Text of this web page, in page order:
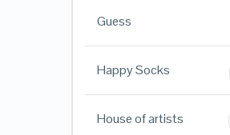
Guess
Happy Socks
House of artists